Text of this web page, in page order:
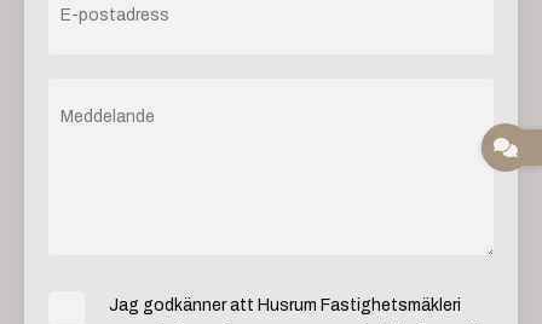
Jag godkänner att Husrum Fastighetsmäkleri